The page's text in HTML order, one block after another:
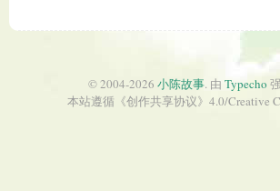
© 2004-2026 小陈故事. 由 Typecho
本站遵循《创作共享协议》4.0/Creative